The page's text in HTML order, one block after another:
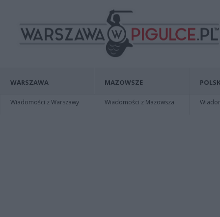
WARSZAWA
Wiadomości z Warszawy
MAZOWSZE
Wiadomości z Mazowsza